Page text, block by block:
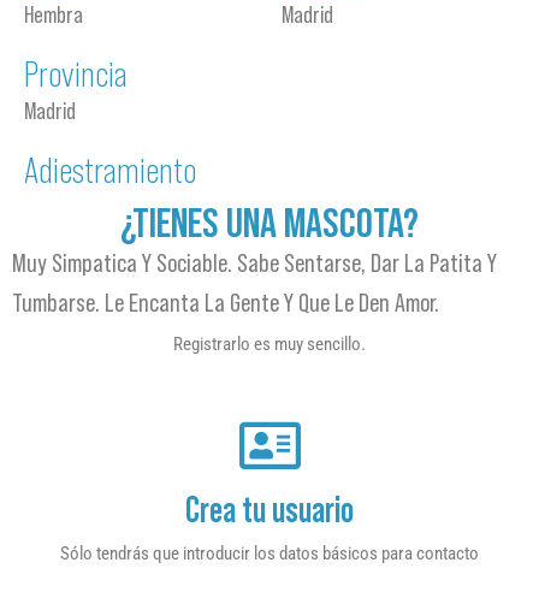
Hembra Madrid
Provincia
Madrid
Adiestramiento
¿TIENES UNA MASCOTA?
Muy Simpatica Y Sociable. Sabe Sentarse, Dar La Patita Y
Tumbarse. Le Encanta La Gente Y Que Le Den Amor.
Registrarlo es muy sencillo.
Crea tu usuario
Sólo tendrás que introducir los datos básicos para contacto